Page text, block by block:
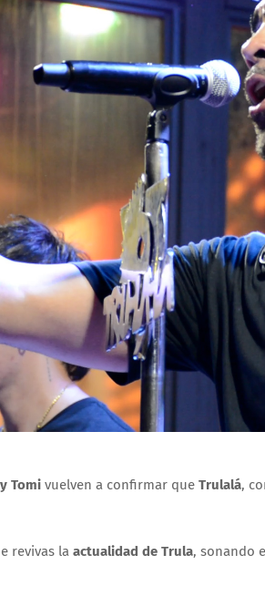
Tomi vuelven a confirmar que Trulalá,
revivas la actualidad de Trula, sonando